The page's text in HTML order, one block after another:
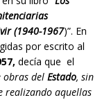
(1940-1967)”. En
por escrito al
decía que el
obras del Estado, sin
realizando aquellas